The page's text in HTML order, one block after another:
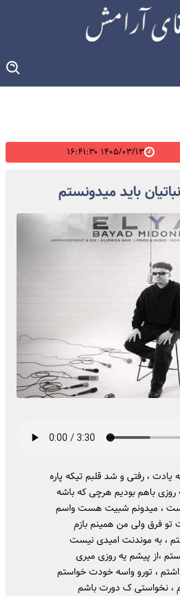
۱۴۰۵/۰۳/۱۳ ۱۶:۴۱:۳۰
باید میدونستم
، رفتی و شد قلبم تیکه پاره
روزی باهم بودیم هرچی که باشه
، میدونم شبیت هست واسم
تو فرق ولی من همینم بازم
، به موندنت امیدی نیست
،از پیشم یه روزی میری
، تورو واسه خودت خواستم
، نخواستی ک دورت باشم